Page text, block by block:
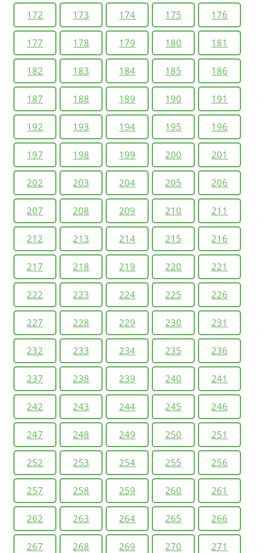
172 173 174 175 176
177 178 179 180 181
182 183 184 185 186
187 188 189 190 191
192 193 194 195 196
197 198 199 200 201
202 203 204 205 206
207 208 209 210 211
212 213 214 215 216
217 218 219 220 221
222 223 224 225 226
227 228 229 230 231
232 233 234 235 236
237 238 239 240 241
242 243 244 245 246
247 248 249 250 251
252 253 254 255 256
257 258 259 260 261
262 263 264 265 266
267 268 269 270 271